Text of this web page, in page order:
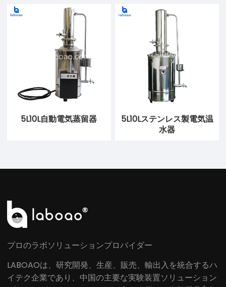
5L10L自動電気蒸留器
5L10Lステンレス製電気温
水器
プロのラボソリューションプロバイダー
LABOAOは、研究開発、生産、販売、輸出入を統合するハ
イテク企業であり、中国の主要な実験装置ソリューション